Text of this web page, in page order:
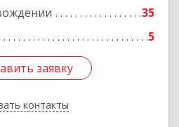
35
5
заявку
контакты
Подробнее
заявку
Назад